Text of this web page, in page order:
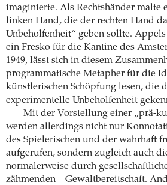
imaginierte. Als Rechtshänder malte
linken Hand, die der rechten Hand
Unbeholfenheit“ geben sollte.
ein Fresko für die Kantine des
1949, lässt sich in diesem
programmatische Metapher für die
künstlerischen Schöpfung lesen, die
experimentelle Unbeholfenheit
Mit der Vorstellung einer „prä-
werden allerdings nicht nur
des Spielerischen und der wahrhaft
aufgerufen, sondern zugleich auch
normalerweise durch
zähmenden – Gewaltbereitschaft.